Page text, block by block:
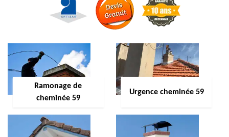
Ramonage de
cheminée 59
Urgence cheminée 59